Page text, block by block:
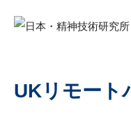
UKリモート